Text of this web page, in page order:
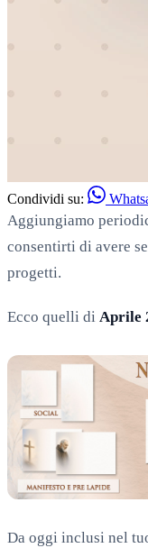
Condividi su:
Aggiungiamo
consentirti di avere
progetti.
Ecco quelli di Aprile
Da oggi inclusi nel